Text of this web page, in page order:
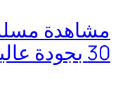
مشاهدة
30 بجودة عالية